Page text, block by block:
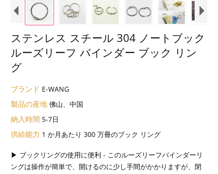
ステンレス スチール 304 ノートブック
ルーズリーフ バインダー ブック リン
グ
ブランド E-WANG
製品の産地佛山、中国
納入時間 5-7日
供給能力 1 か月あたり 300 万冊のブック リング
▶ ブックリングの使用に便利 - このルーズリーフバインダーリ
ングは操作が簡単で、開けるのに少し手間がかかりますが、閉